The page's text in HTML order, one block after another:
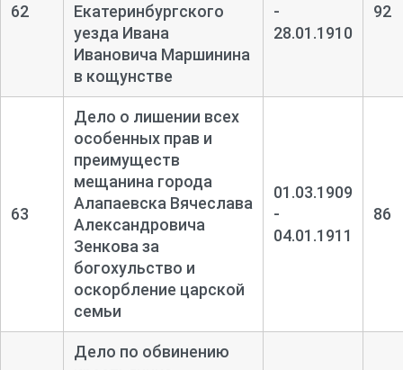
62
Екатеринбургского
уезда Ивана
Ивановича Маршинина
в кощунстве
-
28.01.1910
92
63
Дело о лишении всех
особенных прав и
преимуществ
мещанина города
Алапаевска Вячеслава
Александровича
Зенкова за
богохульство и
оскорбление царской
семьи
01.03.1909
-
04.01.1911
86
Дело по обвинению